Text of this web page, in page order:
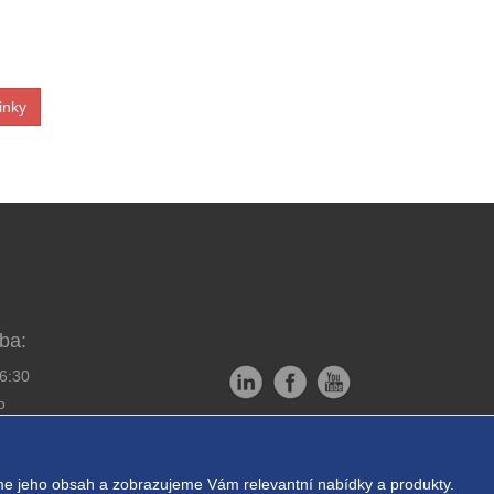
jeho obsah a zobrazujeme Vám relevantní nabídky a produkty.